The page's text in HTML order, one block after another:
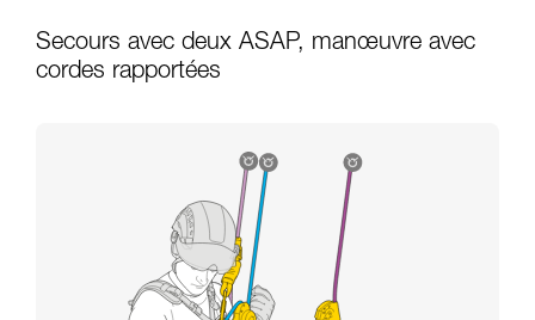
Secours avec deux ASAP, manœuvre avec
cordes rapportées